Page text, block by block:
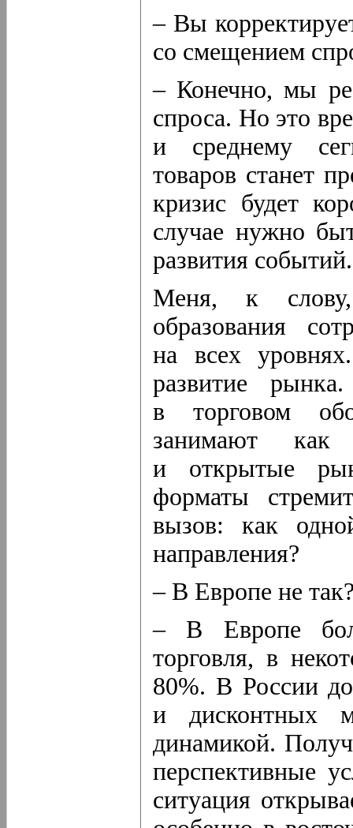
– Вы
со смещением
– Конечно, мы
спроса. Но это
и среднему
товаров станет
кризис будет
случае нужно
развития событий.
Меня, к слову,
образования
на всех
развитие
в торговом
занимают как
и открытые
форматы
вызов: как
направления?
– В Европе не
– В Европе
торговля, в
80%. В России
и дисконтных
динамикой.
перспективные
ситуация